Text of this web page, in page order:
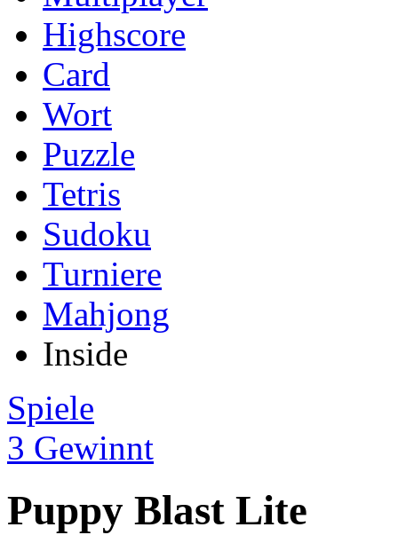
Highscore
Card
Wort
Puzzle
Tetris
Sudoku
Turniere
Mahjong
Inside
Spiele
3 Gewinnt
Puppy Blast Lite